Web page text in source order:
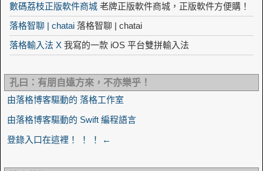
數碼荔枝正版軟件商城 老牌正版軟件商城，正版軟件方便購！
落格智聊 | chatai 落格智聊 | chatai
落格輸入法 X 我寫的一款 iOS 平台雙拼輸入法
孔曰：有朋自遠方來，不亦樂乎！
由落格博客驅動的 落格工作室
由落格博客驅動的 Swift 編程語言
登錄入口在這裡！ ！ ！ ←